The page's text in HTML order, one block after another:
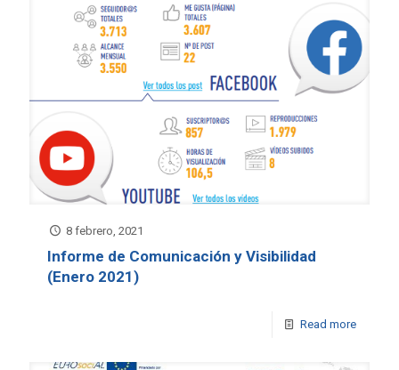
8 febrero, 2021
Informe de Comunicación y Visibilidad
(Enero 2021)
Read more